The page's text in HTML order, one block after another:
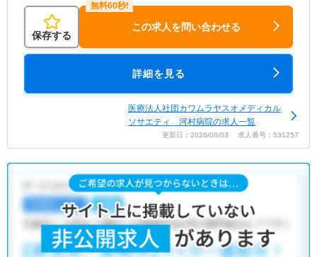
保存する
この求人を問い合わせる
詳細を見る
医療法人社団カワムラヤスオメディカル
ソサエティ 河村病院の求人一覧
更新日：2026/08/03 求人番号：531257